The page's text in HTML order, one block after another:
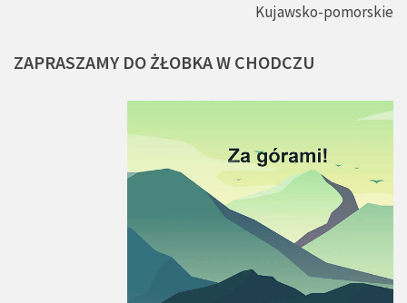
Kujawsko-pomorskie
ZAPRASZAMY DO ŻŁOBKAW CHODCZU